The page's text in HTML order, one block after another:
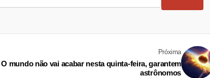
Próxima
O mundo não vai acabar nesta quinta-feira, garantem
astrônomos